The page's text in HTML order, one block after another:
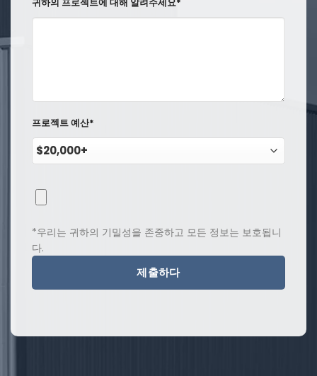
귀하의 프로젝트에 대해 알려주세요*
프로젝트 예산*
*우리는 귀하의 기밀성을 존중하고 모든 정보는 보호됩니
다.